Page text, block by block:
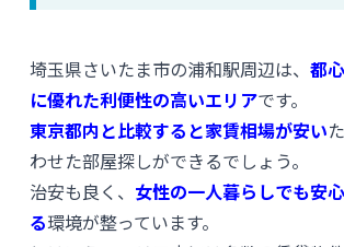
埼玉県さいたま市の浦和駅周辺は、 都
に優れた利便性の高いエリアです。
東京都内と比較すると家賃相場が安い
わせた部屋探しができるでしょう。
治安も良く、 女性の一人暮らしでも安
る環境が整っています。